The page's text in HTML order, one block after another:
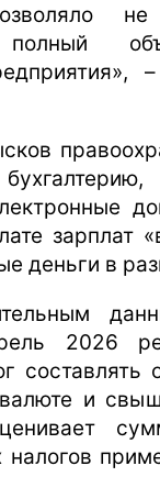
полный
зарплат
деньги в
2026
составлять
и
налогов